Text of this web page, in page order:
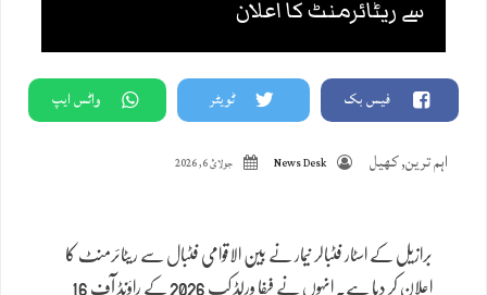
سے ریٹائرمنٹ کا اعلان
فیس بک ٹویٹر واٹس ایپ
اہم ترین,کھیل News Desk جولائ 6, 2026
برازیل کے اسٹار فٹبالر نیمار نے بین الاقوامی فٹبال سے ریٹائرمنٹ کا
اعلان کر دیا ہے۔ انہوں نے فیفا ورلڈ کپ 2026 کے راؤنڈ آف 16